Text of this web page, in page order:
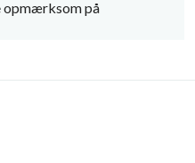
opmærksom på